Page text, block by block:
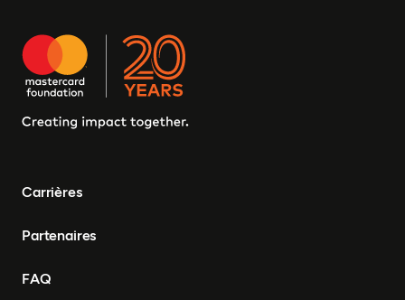
d'Ivoire, Zambie, Syrie,
Tchad, Eswatini, Zimbabwe,
Tanzanie, Sud Soudan,
Afrique du Sud, Guinée-
Bénin, Togo
Carrières
Partenaires
FAQ